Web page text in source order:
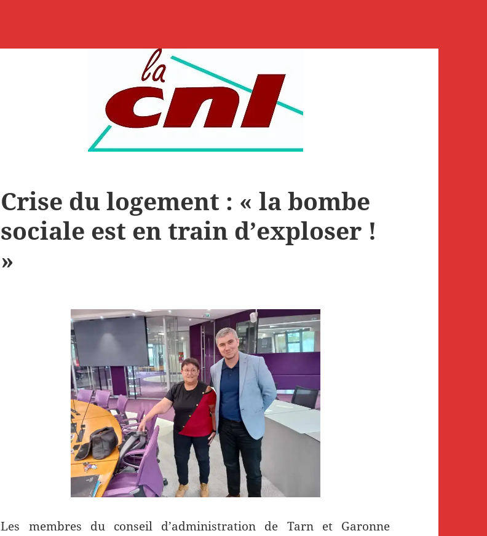
Crise du logement : « la bombe
sociale est en train d’exploser !
»
Les membres du conseil d’administration de Tarn et Garonne